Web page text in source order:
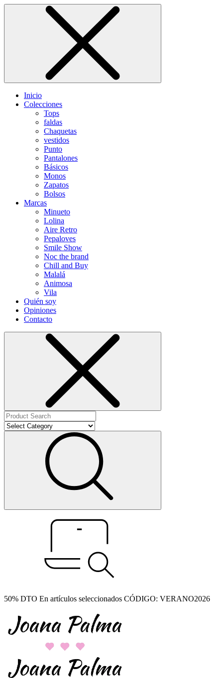
Inicio
Colecciones
Tops
faldas
Chaquetas
vestidos
Punto
Pantalones
Básicos
Monos
Zapatos
Bolsos
Marcas
Minueto
Lolina
Aire Retro
Pepaloves
Smile Show
Noc the brand
Chill and Buy
Malalá
Animosa
Vila
Quién soy
Opiniones
Contacto
50% DTO En artículos seleccionados CÓDIGO: VERANO2026